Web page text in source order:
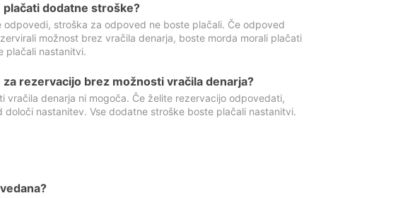
dodatne stroške?
stroška za odpoved ne boste plačali. Če odpoved
možnost brez vračila denarja, boste morda morali plačati
plačali nastanitvi.
rezervacijo brez možnosti vračila denarja?
denarja ni mogoča. Če želite rezervacijo odpovedati,
nastanitev. Vse dodatne stroške boste plačali nastanitvi.